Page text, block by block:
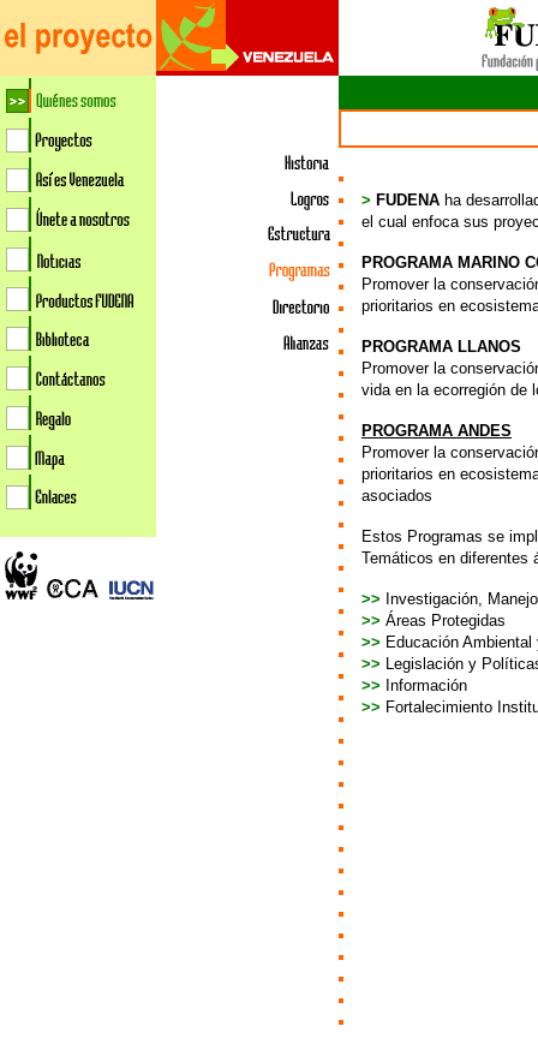
> FUDENA ha
el cual enfoca sus
PROGRAMA MARINO
Promover la
prioritarios en
PROGRAMA LLANOS
Promover la
vida en la ecorregión de
PROGRAMA ANDES
Promover la
prioritarios en
asociados
Estos Programas se
Temáticos en diferentes
>> Investigación,
>> Áreas Protegidas
>> Educación
>> Legislación y
>> Información
>> Fortalecimiento